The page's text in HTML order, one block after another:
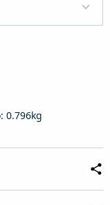
0.796kg